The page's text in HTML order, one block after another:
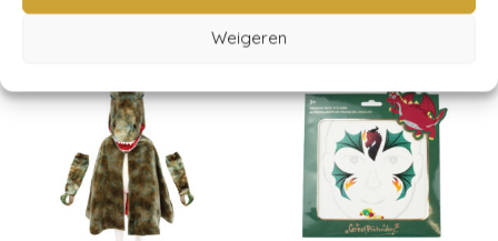
Weigeren